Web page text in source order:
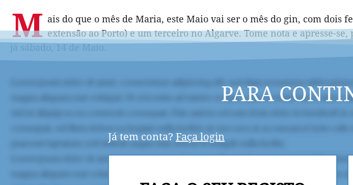
M ais do que o mês de Maria, este Maio vai ser o mês do gin, com dois
extensão ao Porto) e um terceiro no Algarve. Tome nota e apresse-
já sábado, 14 de Maio.
PARA
Já tem conta? Faça login